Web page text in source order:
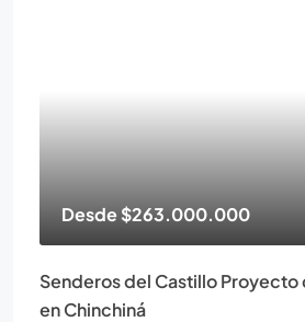
Desde$263.000.000
Senderos del Castillo
en Chinchiná